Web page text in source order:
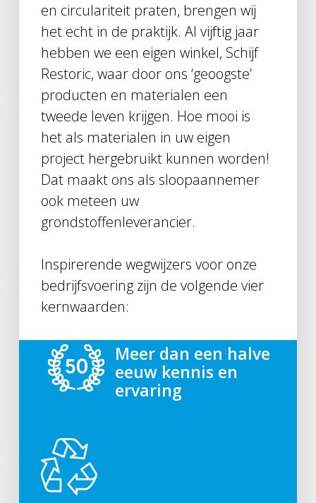
en circulariteit praten, brengen wij
het echt in de praktijk. Al vijftig jaar
hebben we een eigen winkel, Schijf
Restoric, waar door ons ‘geoogste’
producten en materialen een
tweede leven krijgen. Hoe mooi is
het als materialen in uw eigen
project hergebruikt kunnen worden!
Dat maakt ons als sloopaannemer
ook meteen uw
grondstoffenleverancier.
Inspirerende wegwijzers voor onze
bedrijfsvoering zijn de volgende vier
kernwaarden:
Meer dan een halve
eeuw kennis en
ervaring